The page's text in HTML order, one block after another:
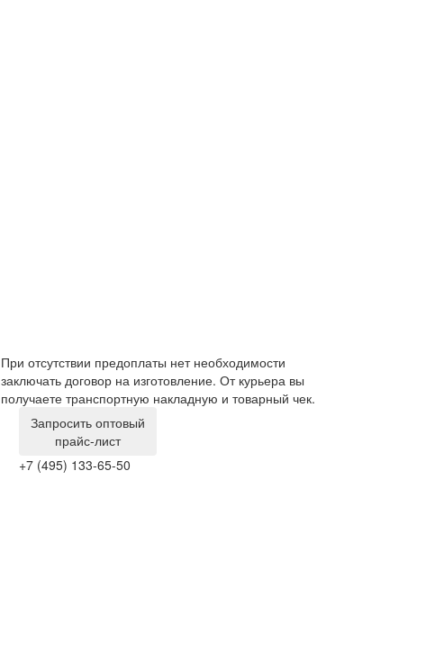
При отсутствии предоплаты нет необходимости
заключать договор на изготовление. От курьера вы
получаете транспортную накладную и товарный чек.
Запросить оптовый
прайс-лист
+7 (495) 133-65-50